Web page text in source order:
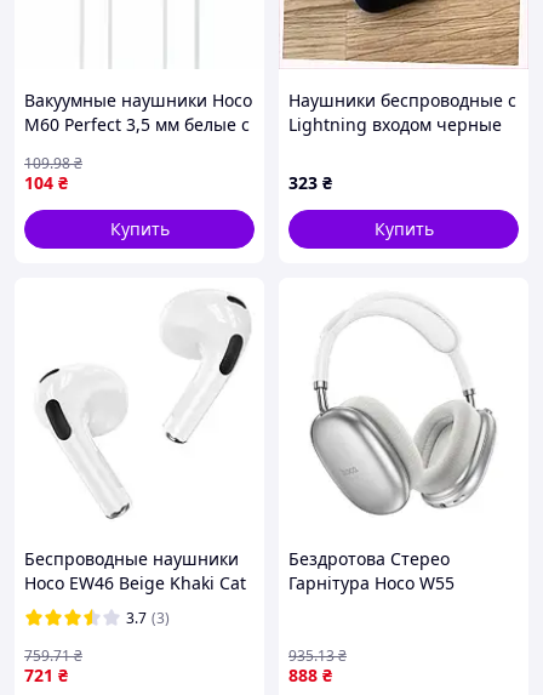
Вакуумные наушники Hoco
M60 Perfect 3,5 мм белые с
амбушюрами
104 ₴
109.98₴
Купить
Наушники беспроводные с
Lightning входом черные
323 ₴
Купить
Беспроводные наушники
Hoco EW46 Beige Khaki Cat
3.7 (3)
721 ₴
759.71₴
Бездротова Стерео
Гарнітура Hoco W55
888 ₴
935.13₴